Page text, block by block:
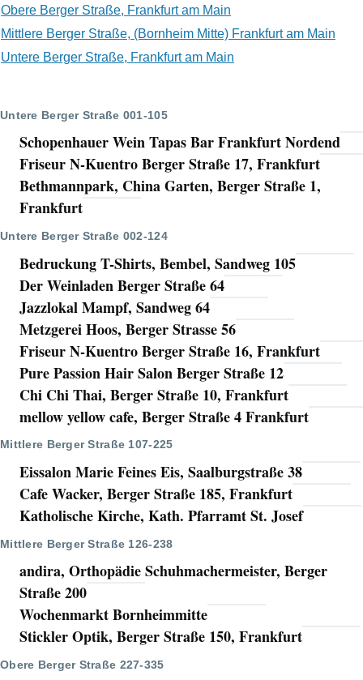
Obere Berger Straße, Frankfurt am Main
Mittlere Berger Straße, (Bornheim Mitte) Frankfurt am Main
Untere Berger Straße, Frankfurt am Main
Untere Berger Straße 001-105
Schopenhauer Wein Tapas Bar Frankfurt Nordend
Friseur N-Kuentro Berger Straße 17, Frankfurt
Bethmannpark, China Garten, Berger Straße 1,
Frankfurt
Untere Berger Straße 002-124
Bedruckung T-Shirts, Bembel, Sandweg 105
Der Weinladen Berger Straße 64
Jazzlokal Mampf, Sandweg 64
Metzgerei Hoos, Berger Strasse 56
Friseur N-Kuentro Berger Straße 16, Frankfurt
Pure Passion Hair Salon Berger Straße 12
Chi Chi Thai, Berger Straße 10, Frankfurt
mellow yellow cafe, Berger Straße 4 Frankfurt
Mittlere Berger Straße 107-225
Eissalon Marie Feines Eis, Saalburgstraße 38
Cafe Wacker, Berger Straße 185, Frankfurt
Katholische Kirche, Kath. Pfarramt St. Josef
Mittlere Berger Straße 126-238
andira, Orthopädie Schuhmachermeister, Berger
Straße 200
Wochenmarkt Bornheimmitte
Stickler Optik, Berger Straße 150, Frankfurt
Obere Berger Straße 227-335